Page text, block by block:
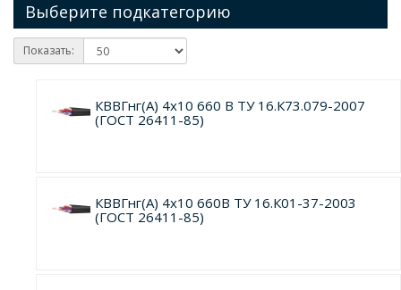
Выберите подкатегорию
Показать:
КВВГнг(А) 4х10 660 В ТУ 16.К73.079-2007
(ГОСТ 26411-85)
КВВГнг(А) 4х10 660В ТУ 16.К01-37-2003
(ГОСТ 26411-85)